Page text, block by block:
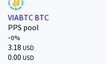
VIABTC BTC
PPS pool
-0%
3.18 USD
0.00 USD